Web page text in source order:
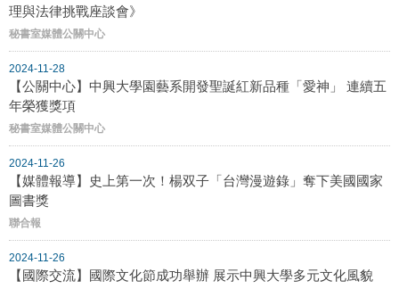
理與法律挑戰座談會》
秘書室媒體公關中心
2024-11-28
【公關中心】中興大學園藝系開發聖誕紅新品種「愛神」 連續五
年榮獲獎項
秘書室媒體公關中心
2024-11-26
【媒體報導】史上第一次！楊双子「台灣漫遊錄」奪下美國國家
圖書獎
聯合報
2024-11-26
【國際交流】國際文化節成功舉辦 展示中興大學多元文化風貌